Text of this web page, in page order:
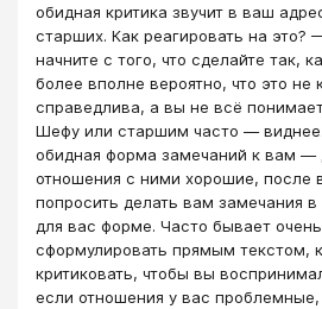
обидная критика звучит в ваш
старших. Как реагировать на
начните с того, что сделайте так,
более вполне вероятно, что это не
справедлива, а вы не всё
Шефу или старшим часто —
обидная форма замечаний к вам —
отношения с ними хорошие, после
попросить делать вам замечания
для вас форме. Часто бывает
сформулировать прямым текстом,
критиковать, чтобы вы
если отношения у вас проблемные,